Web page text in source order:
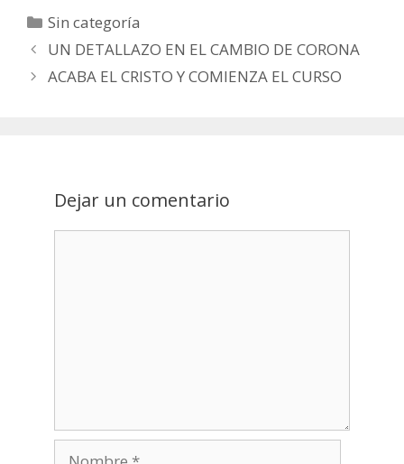
Categorías
Sin categoría
Post
navigation
UN DETALLAZO EN EL CAMBIO DE CORONA
ACABA EL CRISTO Y COMIENZA EL CURSO
Dejar un comentario